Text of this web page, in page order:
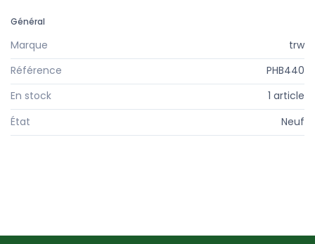
Général
Marque
trw
Référence
PHB440
En stock
1 article
État
Neuf